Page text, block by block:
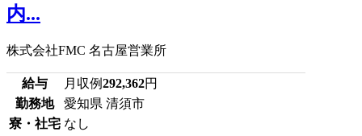
内...
株式会社FMC 名古屋営業所
給与 月収例292,362円
勤務地
愛知県 清須市
寮・社宅 なし